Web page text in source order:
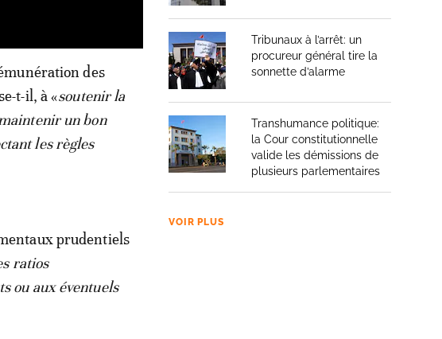
des
t-il, à «soutenir la
un bon
les règles
prudentiels
ratios
ou aux éventuels
Tribunaux à l’arrêt: un
procureur général tire la
sonnette d’alarme
Transhumance politique:
la Cour constitutionnelle
valide les démissions de
plusieurs parlementaires
VOIR PLUS